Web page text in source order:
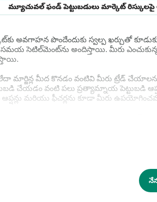
అవగాహన పొందేందుకు స్వల్ప ఖర్చుతో
సెటిల్‌మెంట్‌ను అందిస్తాయి. మీరు ఎంచుకున్న
మార్జిన్ల మీద కొనడం వంటివి మీరు ట్రేడ్
చేయడం వంటి పలు ప్రత్యామ్నాయ పెట్టుబడి
మరియు ఫీచర్లను కూడా మీరు